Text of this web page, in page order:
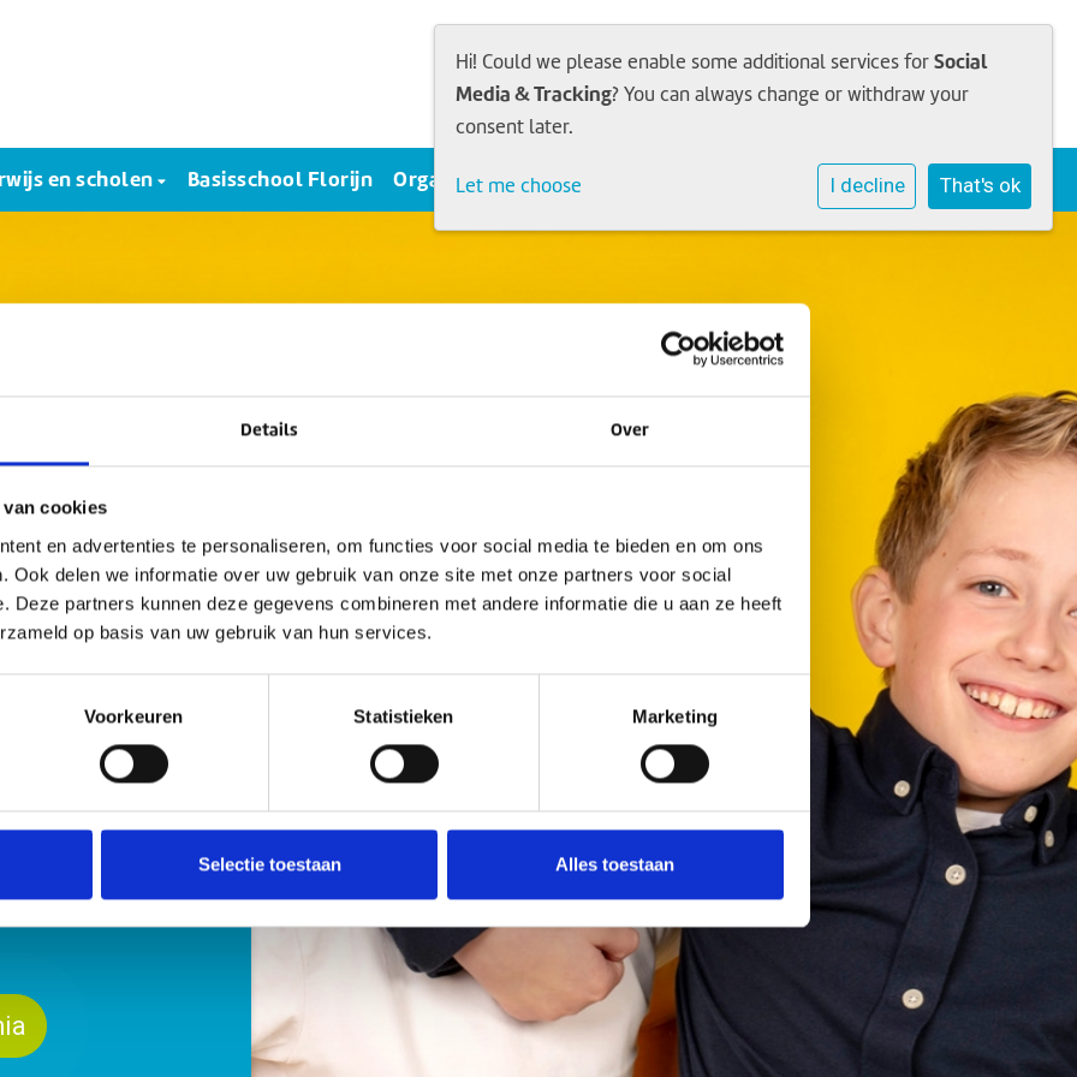
Details Over
van cookies
en advertenties te personaliseren, om functies voor social media te bieden en om ons
Ook delen we informatie over uw gebruik van onze site met onze partners voor social
Deze partners kunnen deze gegevens combineren met andere informatie die u aan ze heeft
op basis van uw gebruik van hun services.
Voorkeuren Statistieken Marketing
Selectie toestaan Alles toestaan
en scholen Basisschool Florijn Organisatie Sophia Academie Contact
werken op één van
collega's.
waar je jezelf kunt
Hi! Could we please enable some additional services forSocial
Media & Tracking? You can always change or withdraw your
consent later.
Let me choose I decline That's ok